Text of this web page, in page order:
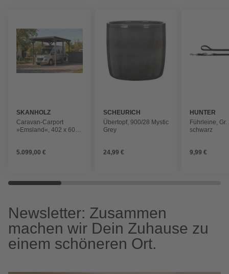
SKANHOLZ
Caravan-Carport
»Emsland«, 402 x 604
5.099,00 €
SCHEURICH
Übertopf, 900/28 Mystic
Grey
24,99 €
HUNTER
Führleine, Gr.
schwarz
9,99 €
Newsletter: Zusammen
machen wir Dein Zuhause zu
einem schöneren Ort.